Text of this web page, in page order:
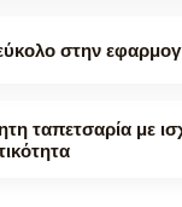
στην
ταπετσαρία με